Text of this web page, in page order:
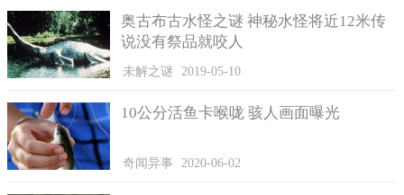
奥古布古水怪之谜 神秘水怪将近12米传
说没有祭品就咬人
未解之谜 2019-05-10
10公分活鱼卡喉咙 骇人画面曝光
奇闻异事 2020-06-02